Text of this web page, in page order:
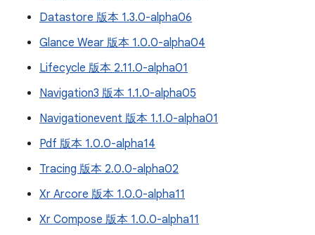
Datastore 版本 1.3.0-alpha06
Glance Wear 版本 1.0.0-alpha04
Lifecycle 版本 2.11.0-alpha01
Navigation3 版本 1.1.0-alpha05
Navigationevent 版本 1.1.0-alpha01
Pdf 版本 1.0.0-alpha14
Tracing 版本 2.0.0-alpha02
Xr Arcore 版本 1.0.0-alpha11
Xr Compose 版本 1.0.0-alpha11